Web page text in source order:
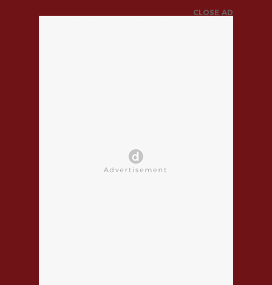
CLOSE AD